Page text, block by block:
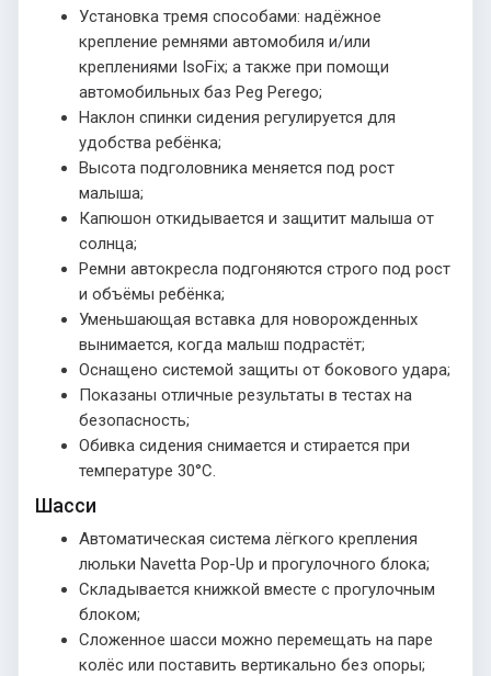
Установка тремя способами: надёжное
крепление ремнями автомобиля и/или
креплениями IsoFix; а также при помощи
автомобильных баз Peg Perego;
Наклон спинки сидения регулируется для
удобства ребёнка;
Высота подголовника меняется под рост
малыша;
Капюшон откидывается и защитит малыша от
солнца;
Ремни автокресла подгоняются строго под рост
и объёмы ребёнка;
Уменьшающая вставка для новорожденных
вынимается, когда малыш подрастёт;
Оснащено системой защиты от бокового удара;
Показаны отличные результаты в тестах на
безопасность;
Обивка сидения снимается и стирается при
температуре 30°С.
Шасси
Автоматическая система лёгкого крепления
люльки Navetta Pop-Up и прогулочного блока;
Складывается книжкой вместе с прогулочным
блоком;
Сложенное шасси можно перемещать на паре
колёс или поставить вертикально без опоры;